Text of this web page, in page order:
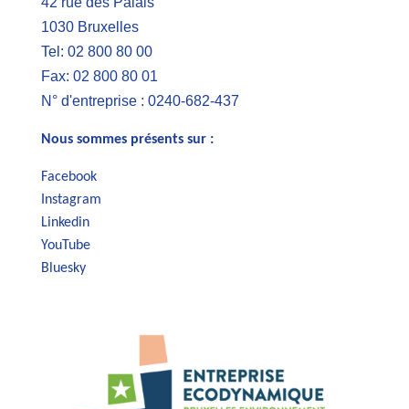
1030 Bruxelles
Tel: 02 800 80 00
Fax: 02 800 80 01
N° d'entreprise : 0240-682-437
Nous sommes présents sur :
Facebook
Instagram
Linkedin
YouTube
Bluesky